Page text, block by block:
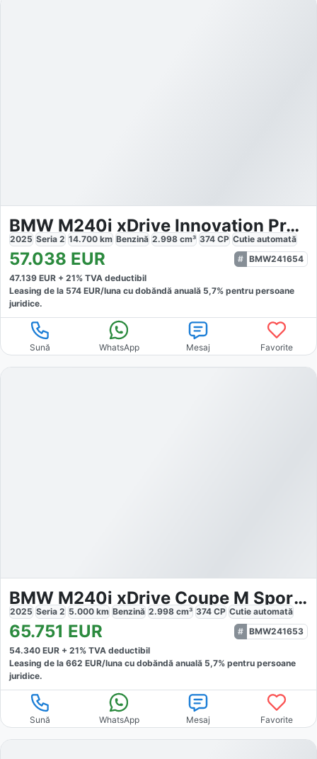
BMW M240i xDrive Innovation Premiumpaket
2025 Seria 2 14.700 km Benzină 2.998 cm³ 374 CP Cutie automată
57.038 EUR
BMW241654
47.139 EUR + 21% TVA deductibil
Leasing de la 574 EUR/luna cu dobăndă anuală 5,7% pentru persoane
juridice.
Sună WhatsApp Mesaj Favorite
BMW M240i xDrive Coupe M Sport M Perf. Parts Glasdac
2025 Seria 2 5.000 km Benzină 2.998 cm³ 374 CP Cutie automată
65.751 EUR
BMW241653
54.340 EUR + 21% TVA deductibil
Leasing de la 662 EUR/luna cu dobăndă anuală 5,7% pentru persoane
juridice.
Sună WhatsApp Mesaj Favorite